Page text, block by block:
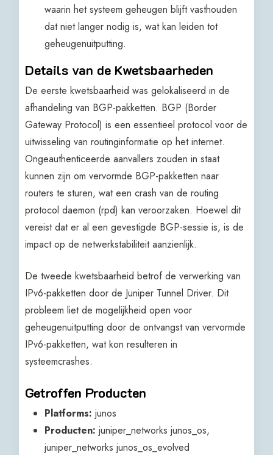
waarin het systeem geheugen blijft vasthouden
dat niet langer nodig is, wat kan leiden tot
geheugenuitputting.
Details van de Kwetsbaarheden
De eerste kwetsbaarheid was gelokaliseerd in de
afhandeling van BGP-pakketten. BGP (Border
Gateway Protocol) is een essentieel protocol voor de
uitwisseling van routinginformatie op het internet.
Ongeauthenticeerde aanvallers zouden in staat
kunnen zijn om vervormde BGP-pakketten naar
routers te sturen, wat een crash van de routing
protocol daemon (rpd) kan veroorzaken. Hoewel dit
vereist dat er al een gevestigde BGP-sessie is, is de
impact op de netwerkstabiliteit aanzienlijk.
De tweede kwetsbaarheid betrof de verwerking van
IPv6-pakketten door de Juniper Tunnel Driver. Dit
probleem liet de mogelijkheid open voor
geheugenuitputting door de ontvangst van vervormde
IPv6-pakketten, wat kon resulteren in
systeemcrashes.
Getroffen Producten
Platforms: junos
Producten: juniper_networks junos_os,
juniper_networks junos_os_evolved